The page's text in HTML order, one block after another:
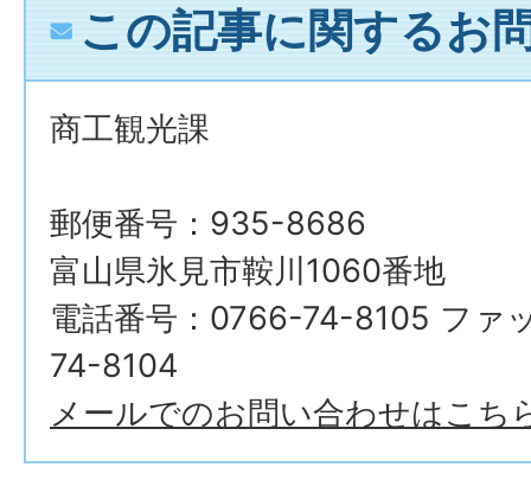
この記事に関するお
商工観光課
郵便番号：935-8686
富山県氷見市鞍川1060番地
電話番号：0766-74-8105 ファ
74-8104
メールでのお問い合わせはこち